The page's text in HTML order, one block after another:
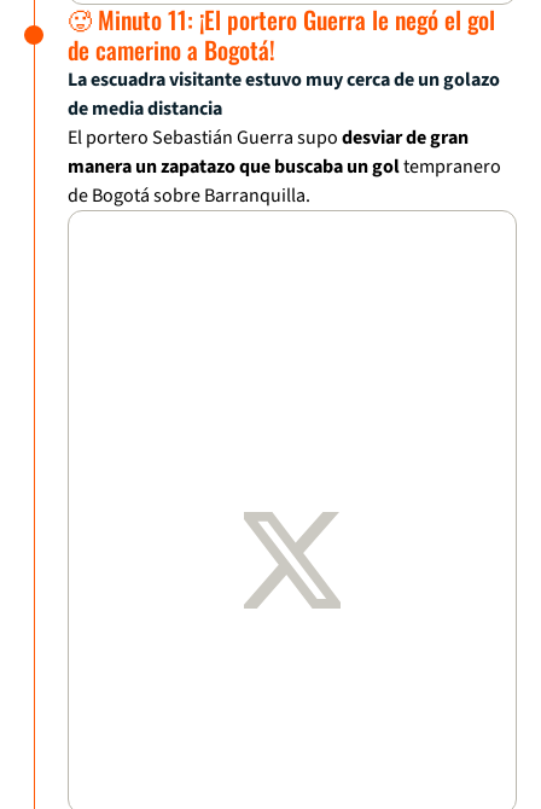
🥵 Minuto 11: ¡El portero Guerra le negó el gol
de camerino a Bogotá!
La escuadra visitante estuvo muy cerca de un golazo
de media distancia
El portero Sebastián Guerra supodesviar de gran
manera un zapatazo que buscaba un goltempranero
de Bogotá sobre Barranquilla.